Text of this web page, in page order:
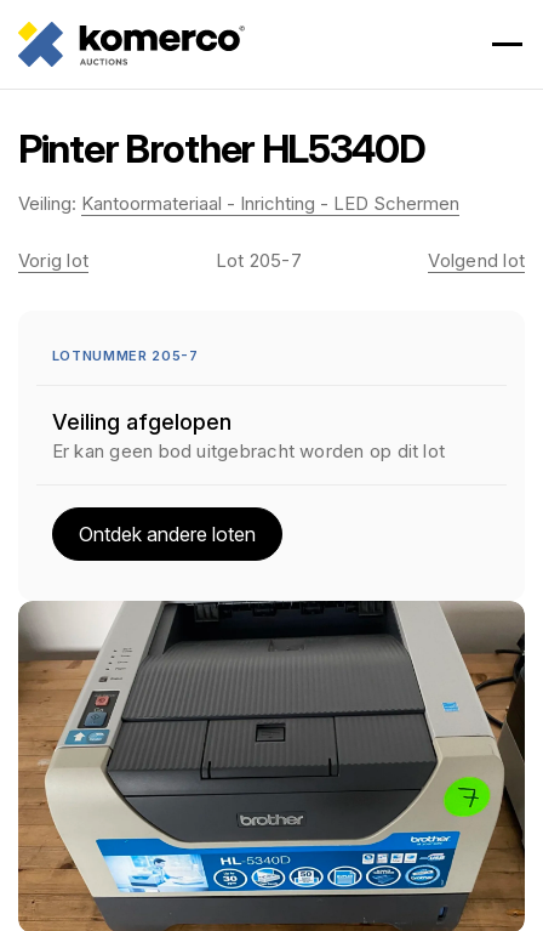
Pinter Brother HL5340D
Veiling: Kantoormateriaal - Inrichting - LED Schermen
Vorig lot Lot 205-7 Volgend lot
LOTNUMMER 205-7
Veiling afgelopen
Er kan geen bod uitgebracht worden op dit lot
Ontdek andere loten